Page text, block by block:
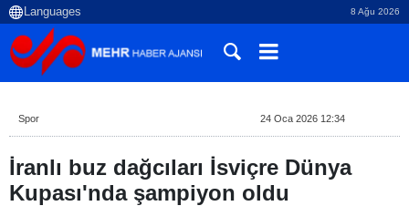
8 Ağu 2026
Spor 24 Oca 2026 12:34
İranlı buz dağcıları İsviçre Dünya
Kupası'nda şampiyon oldu